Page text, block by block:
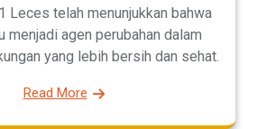
Leces telah menunjukkan bahwa
menjadi agen perubahan dalam
yang lebih bersih dan sehat.
Read More